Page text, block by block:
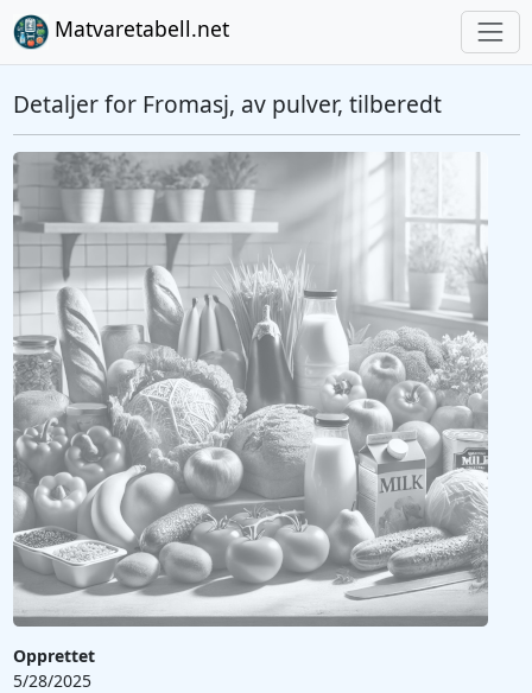
Matvaretabell.net
Detaljer for Fromasj, av pulver, tilberedt
Opprettet
5/28/2025